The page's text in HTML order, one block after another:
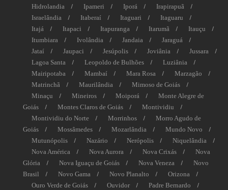
Hidrolandia
Ipameri Iporá
Irapirapuã
Israelândia
Itaberaí Itaguari
Itaguaru
Itajá
Itapaci Itapuranga Itarumã
Itauçu
Itumbiara
Ivolândia Jandaia
Jaraguá
Jataí
Jaupaci Jesúpolis Joviânia
Jussara
Lagoa Santa
Leopoldo de Bulhões
Luziânia
Mairipotaba
Mambaí Mara Rosa
Marzagão
Matrinchã
Maurilândia
Mimoso de Goiás
Minaçu
Mineiros Moiporá
Monte Alegre de
Goiás
Montes Claros de Goiás
Montividiu
Montividiu do Norte
Morrinhos
Morro Agudo de
Goiás
Mossâmedes Mozarlândia
Mundo Novo
Mutunópolis
Nazário Nerópolis
Niquelândia
Nova América
Nova Aurora Nova Crixás
Nova
Glória
Nova Iguaçu de Goiás Nova Veneza
Novo
Brasil
Novo Gama Novo Planalto
Orizona
Ouro Verde de Goiás
Ouvidor
Padre Bernardo